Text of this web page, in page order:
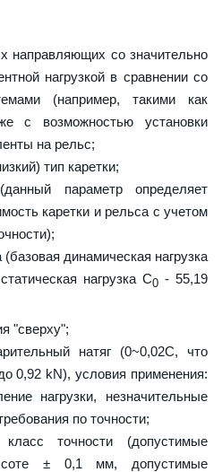
направляющих со значительно
нагрузкой в сравнении со
(например, такими как
с возможностью установки
на рельс;
тип каретки;
параметр определяет
каретки и рельса с учетом
(базовая динамическая нагрузка
нагрузка С0 - 55,19
"сверху";
натяг (0~0,02C, что
0,92 kN), условия применения:
нагрузки, незначительные
по точности;
точности (допустимые
± 0,1 мм, допустимые